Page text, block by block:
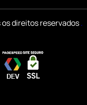
direitos reservados.